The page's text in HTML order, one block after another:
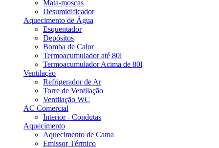
Mata-moscas
Desumidificador
Aquecimento de Água
Esquentador
Depósitos
Bomba de Calor
Termoacumulador até 80l
Termoacumulador Acima de 80l
Ventilação
Refrigerador de Ar
Torre de Ventilação
Ventilação WC
AC Comercial
Interior - Condutas
Aquecimento
Aquecimento de Cama
Emissor Térmico